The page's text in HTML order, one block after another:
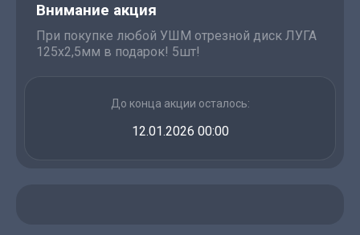
Внимание акция
При покупке любой УШМ отрезной диск ЛУГА
125х2,5мм в подарок! 5шт!
До конца акции осталось:
12.01.2026 00:00